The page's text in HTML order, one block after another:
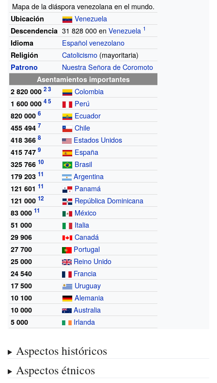
Mapa de la diáspora venezolana en el mundo.
Ubicación Venezuela
Descendencia 31 828000enVenezuela
Idioma Español venezolano
Religión Catolicismo (mayoritaria)
Patrono Nuestra Señora de Coromoto
Asentamientos importantes
2 820 000 Colombia
1 600 000 Perú
820 000 Ecuador
455 494 Chile
418 366 Estados Unidos
415 747 España
325 766 Brasil
179 203 Argentina
121 601 Panamá
121 000 República Dominicana
83 000 México
51 000 Italia
29 906 Canadá
27 700 Portugal
25 000 Reino Unido
24 540 Francia
17 500 Uruguay
10 100 Alemania
10 000 Australia
5 000 Irlanda
Aspectos históricos
Aspectos étnicos